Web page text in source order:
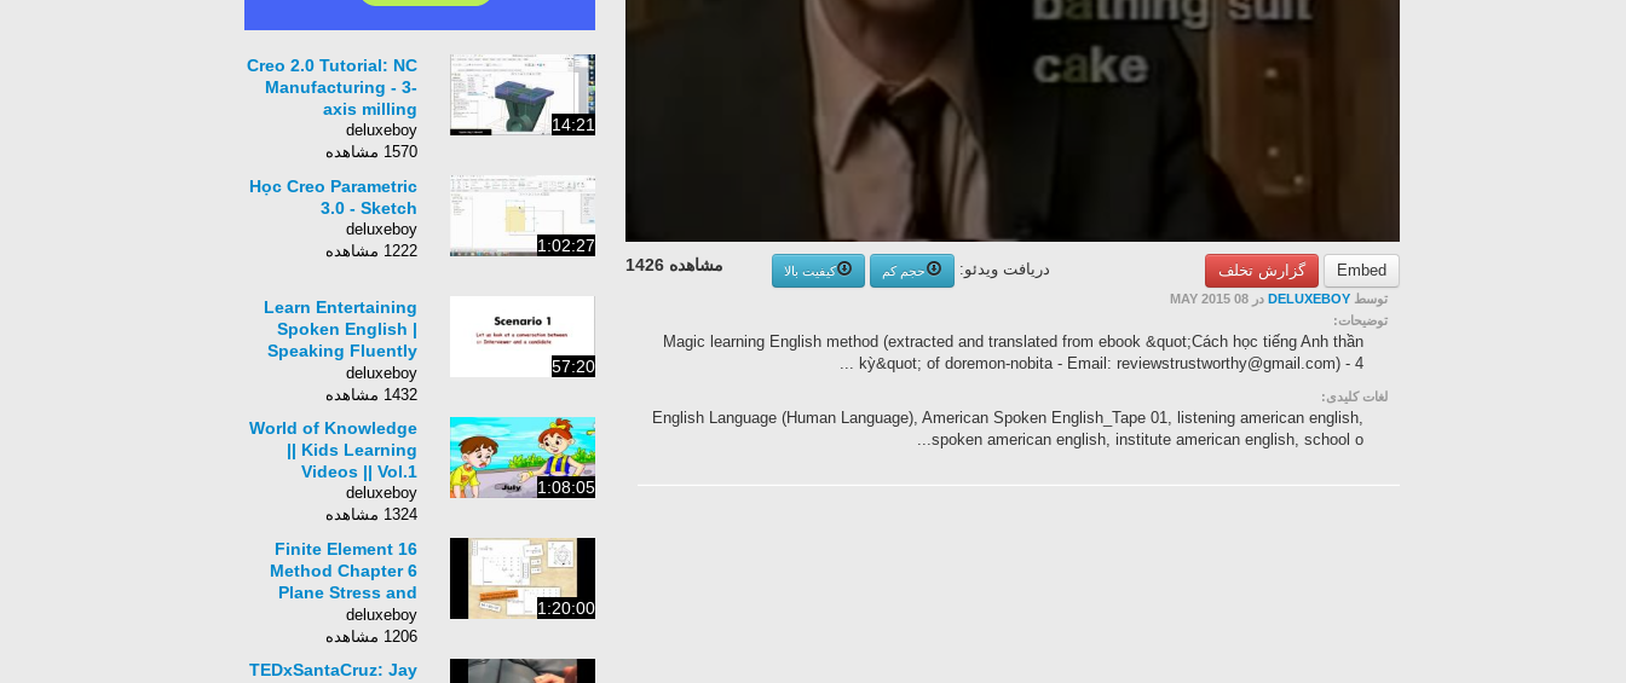
Embed گزارش تخلف مشاهده 1426 دریافت ویدئو: حجم کم
کیفیت بالا
توسط DELUXEBOY در 08 MAY 2015
توضیحات:
Magic learning English method (extracted and translated from ebook &quot;Cách học tiếng Anh thần
kỳ&quot; of doremon-nobita - Email: reviewstrustworthy@gmail.com) - 4 ...
لغات کلیدی:
English Language (Human Language), American Spoken English_Tape 01, listening american english,
spoken american english, institute american english, school o...
14:21
Creo 2.0 Tutorial: NC
Manufacturing - 3-
axis milling
deluxeboy
1570 مشاهده
1:02:27
Học Creo Parametric
3.0 - Sketch
deluxeboy
1222 مشاهده
57:20
Learn Entertaining
Spoken English |
Speaking Fluently
Practice |
ConverSation Skills |
deluxeboy
1432 مشاهده
1:08:05
World of Knowledge
|| Kids Learning
Videos || Vol.1
deluxeboy
1324 مشاهده
1:20:00
16 Finite Element
Method Chapter 6
Plane Stress and
Plane Strain Lecture
16 28 03 2014
deluxeboy
1206 مشاهده
TEDxSantaCruz: Jay